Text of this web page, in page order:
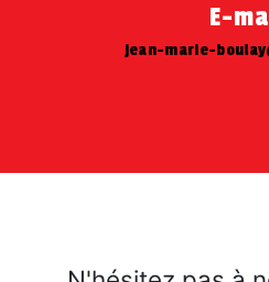
E-
jean-marie-